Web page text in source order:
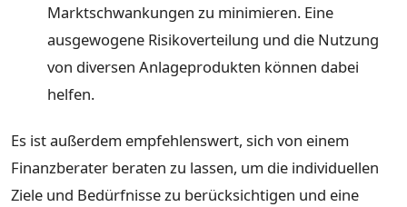
Marktschwankungen zu minimieren. Eine
ausgewogene Risikoverteilung und die Nutzung
von diversen Anlageprodukten können dabei
helfen.
Es ist außerdem empfehlenswert, sich von einem
Finanzberater beraten zu lassen, um die individuellen
Ziele und Bedürfnisse zu berücksichtigen und eine